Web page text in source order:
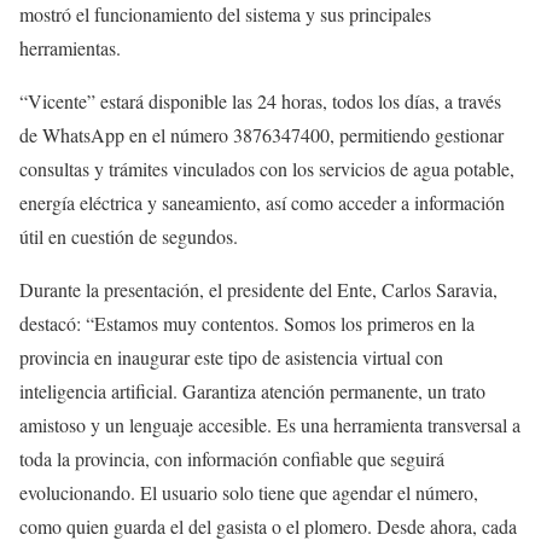
mostró el funcionamiento del sistema y sus principales
herramientas.
“Vicente” estará disponible las 24 horas, todos los días, a través
de WhatsApp en el número 3876347400, permitiendo gestionar
consultas y trámites vinculados con los servicios de agua potable,
energía eléctrica y saneamiento, así como acceder a información
útil en cuestión de segundos.
Durante la presentación, el presidente del Ente, Carlos Saravia,
destacó: “Estamos muy contentos. Somos los primeros en la
provincia en inaugurar este tipo de asistencia virtual con
inteligencia artificial. Garantiza atención permanente, un trato
amistoso y un lenguaje accesible. Es una herramienta transversal a
toda la provincia, con información confiable que seguirá
evolucionando. El usuario solo tiene que agendar el número,
como quien guarda el del gasista o el plomero. Desde ahora, cada